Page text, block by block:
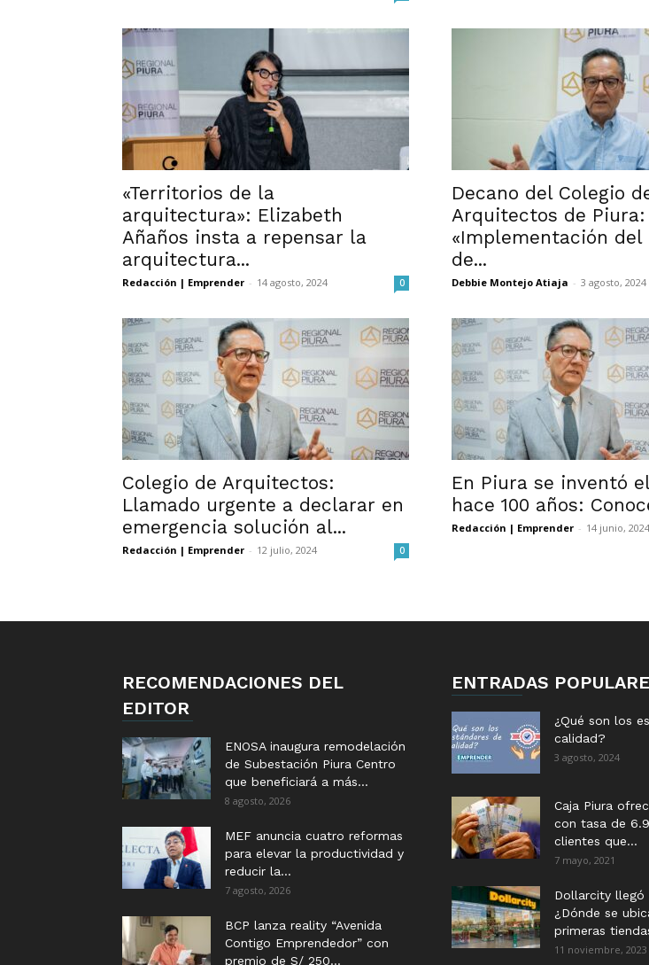
«Territorios de la
arquitectura»: Elizabeth
Añaños insta a repensar la
arquitectura...
Redacción | Emprender - 14 agosto, 2024 0
Decano del Colegio
Arquitectos de Piura:
«Implementación
de...
Debbie Montejo Atiaja - 3 agosto, 2024
Colegio de Arquitectos:
Llamado urgente a declarar en
emergencia solución al...
Redacción | Emprender - 12 julio, 2024 0
En Piura se inventó
hace 100 años:
Redacción | Emprender - 14 junio, 2024
RECOMENDACIONES DEL
EDITOR
ENOSA inaugura remodelación
de Subestación Piura Centro
que beneficiará a más...
8 agosto, 2026
MEF anuncia cuatro reformas
para elevar la productividad y
reducir la...
7 agosto, 2026
BCP lanza reality “Avenida
Contigo Emprendedor” con
premio de S/ 250...
ENTRADAS
¿Qué son los
calidad?
3 agosto, 2024
Caja Piura
con tasa de
clientes que...
7 mayo, 2021
Dollarcity llegó
¿Dónde se
primeras
11 noviembre, 2023